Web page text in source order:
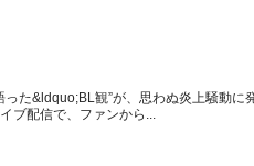
た&ldquo;BL観”が、思わぬ炎上騒動に
ブ配信で、ファンから...